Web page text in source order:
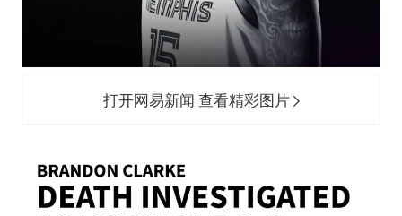
打开网易新闻 查看精彩图片